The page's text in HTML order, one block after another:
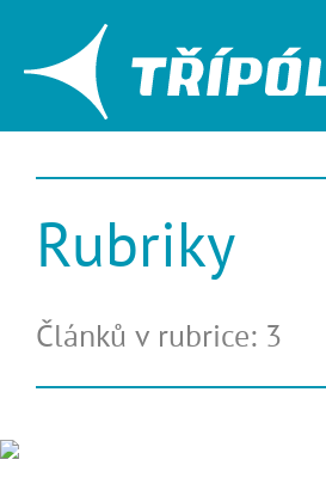
Rubriky
Článků v rubrice: 3